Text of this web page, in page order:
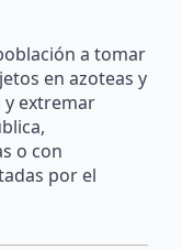
a tomar
en azoteas y
y extremar
o con
por el